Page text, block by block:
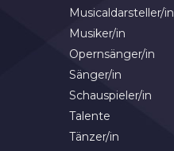
Musicaldarsteller/in
Musiker/in
Opernsänger/in
Sänger/in
Schauspieler/in
Talente
Tänzer/in